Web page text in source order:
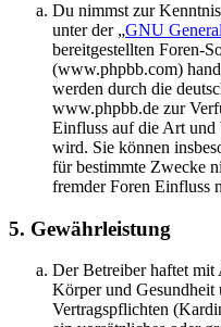
Du nimmst zur
unter der „GNU
bereitgestellten Foren-
(www.phpbb.com)
werden durch die
www.phpbb.de zur
Einfluss auf die Art und
wird. Sie können
für bestimmte Zwecke
fremder Foren Einfluss
5. Gewährleistung
Der Betreiber haftet mit
Körper und Gesundheit
Vertragspflichten